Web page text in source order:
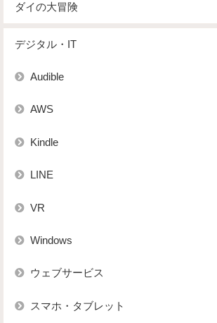
ダイの大冒険
デジタル・IT
Audible
AWS
Kindle
LINE
VR
Windows
ウェブサービス
スマホ・タブレット